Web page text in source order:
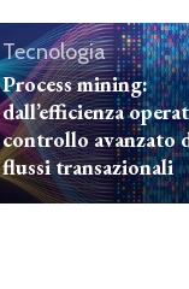
Tecnologia
Process mining:
dall’efficienza
controllo avanzato
flussi transazionali